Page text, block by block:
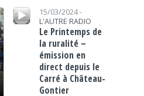
Lecteur audio
15/03/2024 -
L'AUTRE RADIO
Le Printemps de
la ruralité –
émission en
direct depuis le
Carré à Château-
Gontier